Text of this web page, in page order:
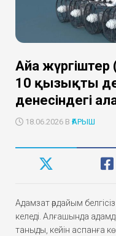
Айға
10 қызықты
денесіндегі
18.06.2026 В ҒАРЫШ
Адамзат әрдайым
келеді. Алғашында
таныды, кейін аспанға